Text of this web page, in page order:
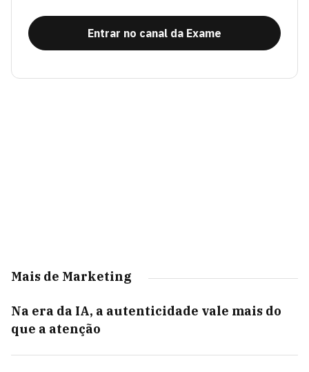
Entrar no canal da Exame
Mais de Marketing
Na era da IA, a autenticidade vale mais do
que a atenção